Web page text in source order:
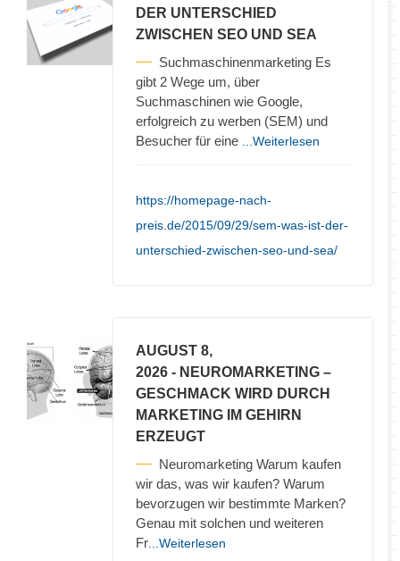
DER UNTERSCHIED
ZWISCHEN SEO UND SEA
Suchmaschinenmarketing Es
gibt 2 Wege um, über
Suchmaschinen wie Google,
erfolgreich zu werben (SEM) und
Besucher für eine
...Weiterlesen
https://homepage-nach-
preis.de/2015/09/29/sem-was-ist-der-
unterschied-zwischen-seo-und-sea/
AUGUST 8,
2026 - NEUROMARKETING –
GESCHMACK WIRD DURCH
MARKETING IM GEHIRN
ERZEUGT
Neuromarketing Warum kaufen
wir das, was wir kaufen? Warum
bevorzugen wir bestimmte Marken?
Genau mit solchen und weiteren
Fr ...Weiterlesen